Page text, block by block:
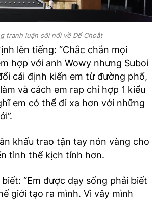
tranh luận sôi nổi về Dế Choắt
lên tiếng: “Chắc chắn mọi
hợp với anh Wowy nhưng Suboi
cái định kiến em từ đường phố,
và cách em rap chỉ hợp 1 kiểu
em có thể đi xa hơn với những
khấu trao tận tay nón vàng cho
tình thế kịch tính hơn.
“Em được dạy sống phải biết
giới tạo ra mình. Vì vây mình